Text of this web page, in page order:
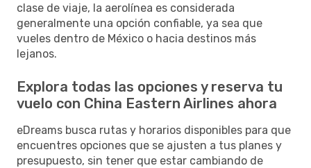
clase de viaje, la aerolínea es considerada
generalmente una opción confiable, ya sea que
vueles dentro de México o hacia destinos más
lejanos.
Explora todas las opciones y reserva tu
vuelo con China Eastern Airlines ahora
eDreams busca rutas y horarios disponibles para que
encuentres opciones que se ajusten a tus planes y
presupuesto, sin tener que estar cambiando de